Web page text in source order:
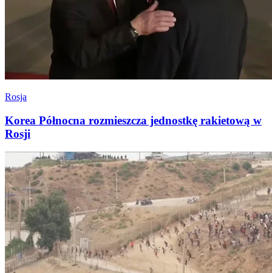
Rosja
Korea Północna rozmieszcza jednostkę rakietową w
Rosji